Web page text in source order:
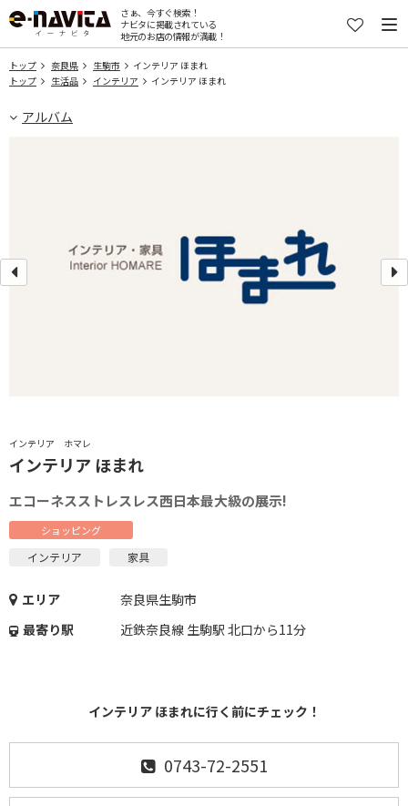
さぁ、今すぐ検索！
ナビタに掲載されている
地元のお店の情報が満載！
トップ 奈良県 生駒市
インテリア ほまれ
トップ
生活品 インテリア インテリア ほまれ
アルバム
インテリア ホマレ
インテリア ほまれ
エコーネスストレスレス西日本最大級の展示!
ショッピング
インテリア 家具
エリア
奈良県生駒市
最寄り駅
近鉄奈良線 生駒駅 北口から11分
インテリア ほまれに行く前にチェック！
0743-72-2551